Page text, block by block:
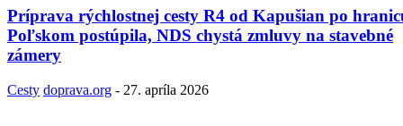
Príprava rýchlostnej cesty R4 od Kapušian po
Poľskom postúpila, NDS chystá zmluvy na stavebné
zámery
Cesty doprava.org - 27. apríla 2026